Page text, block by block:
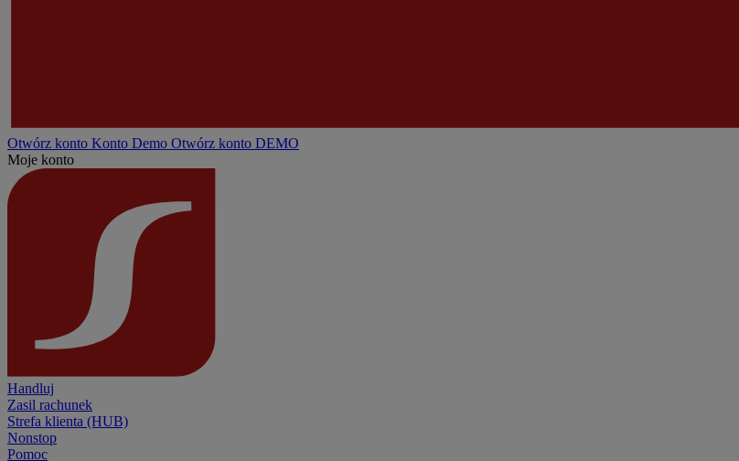
Otwórz konto Konto Demo Otwórz konto DEMO
Moje konto
Handluj
Zasil rachunek
Strefa klienta (HUB)
Nonstop
Pomoc